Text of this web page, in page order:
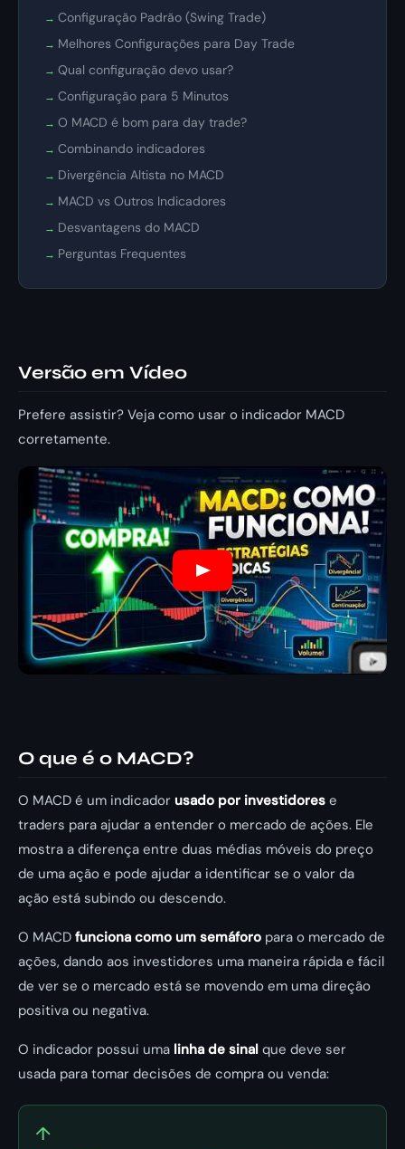
Configuração Padrão (Swing Trade)
Melhores Configurações para Day Trade
Qual configuração devo usar?
Configuração para 5 Minutos
O MACD é bom para day trade?
Combinando indicadores
Divergência Altista no MACD
MACD vs Outros Indicadores
Desvantagens do MACD
Perguntas Frequentes
Versão em Vídeo
Prefere assistir? Veja como usar o indicador MACD
corretamente.
O que é o MACD?
O MACD é um indicador usado por investidores e
traders para ajudar a entender o mercado de ações. Ele
mostra a diferença entre duas médias móveis do preço
de uma ação e pode ajudar a identificar se o valor da
ação está subindo ou descendo.
O MACD funciona como um semáforo para o mercado de
ações, dando aos investidores uma maneira rápida e fácil
de ver se o mercado está se movendo em uma direção
positiva ou negativa.
O indicador possui uma linha de sinal que deve ser
usada para tomar decisões de compra ou venda:
↑